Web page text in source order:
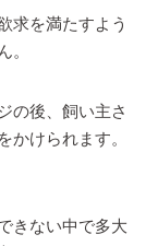
求を満たすよう
。
の後、飼い主さ
かけられます。
きない中で多大